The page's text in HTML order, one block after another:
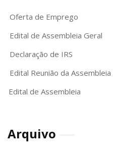
Oferta de Emprego
Edital de Assembleia Geral
Declaração de IRS
Edital Reunião da Assembleia
Edital de Assembleia
Arquivo